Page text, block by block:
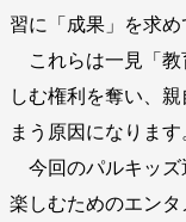
習に「成果」を求め
これらは一見「教
しむ権利を奪い、
まう原因になります
今回のパルキッズ
楽しむためのエン